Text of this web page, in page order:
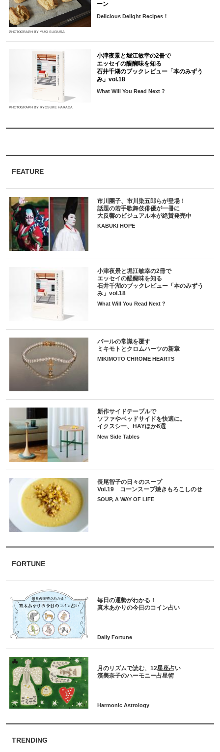
FEATURE
市川團子、市川染五郎らが登場！
話題の若手歌舞伎俳優が一冊に
大反響のビジュアル本が絶賛発売中
KABUKI HOPE
小津夜景と堀江敏幸の2冊で
エッセイの醍醐味を知る
石井千湖のブックレビュー「本のみずう
み」vol.18
What Will You Read Next ?
パールの常識を覆す
ミキモトとクロムハーツの新章
MIKIMOTO CHROME HEARTS
新作サイドテーブルで
ソファやベッドサイドを快適に。
イクスシー、HAYほか6選
New Side Tables
長尾智子の日々のスープ
Vol.19 コーンスープ焼きもろこしのせ
SOUP, A WAY OF LIFE
FORTUNE
毎日の運勢がわかる！
月のリズムで読む、12星座占い
TRENDING
PHOTOGRAPH BY YUKI SUGIURA
ーン
Delicious Delight Recipes！
PHOTOGRAPH BY RYOSUKE HARADA
小津夜景と堀江敏幸の2冊で
エッセイの醍醐味を知る
石井千湖のブックレビュー「本のみずう
み」vol.18
What Will You Read Next ?